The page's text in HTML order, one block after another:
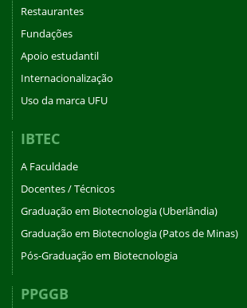
Restaurantes
Fundações
Apoio estudantil
Internacionalização
Uso da marca UFU
IBTEC
A Faculdade
Docentes / Técnicos
Graduação em Biotecnologia (Uberlândia)
Graduação em Biotecnologia (Patos de Minas)
Pós-Graduação em Biotecnologia
PPGGB